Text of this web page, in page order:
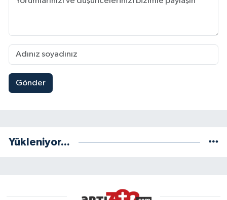
Gönder
Yükleniyor...